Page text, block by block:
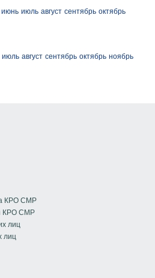
июнь июль август сентябрь октябрь
июль август сентябрь октябрь ноябрь
КРО СМР
КРО СМР
лиц
лиц